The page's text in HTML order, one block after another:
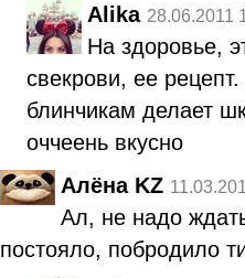
Alika 28.06.2011
На здоровье,
свекрови, ее
блинчикам делает
оччеень вкусно
Алёна KZ
Ал, не надо
постояло, побродило